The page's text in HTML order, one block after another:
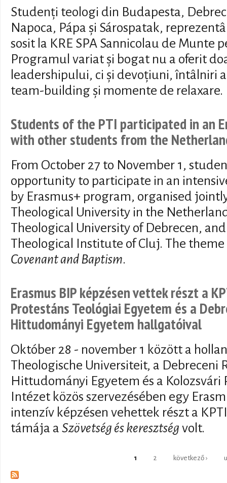
Studenți teologi din Budapesta,
Napoca, Pápa și Sárospatak,
sosit la KRE SPA Sannicolau de Munte
Programul variat și bogat nu a oferit
leadershipului, ci și devoțiuni, întâlniri
team-building și momente de relaxare.
Students of the PTI participated in an
with other students from the
From October 27 to November 1,
opportunity to participate in an
by Erasmus+ program, organised
Theological University in the
Theological University of Debrecen,
Theological Institute of Cluj. The
Covenant and Baptism.
Erasmus BIP képzésen vettek részt a
Protestáns Teológiai Egyetem és a
Hittudományi Egyetem hallgatóival
Október 28 - november 1 között a
Theologische Universiteit, a Debreceni
Hittudományi Egyetem és a Kolozsvári
Intézet közös szervezésében egy
intenzív képzésen vehettek részt a
támája a Szövetség és keresztség volt.
1 2 következő ›